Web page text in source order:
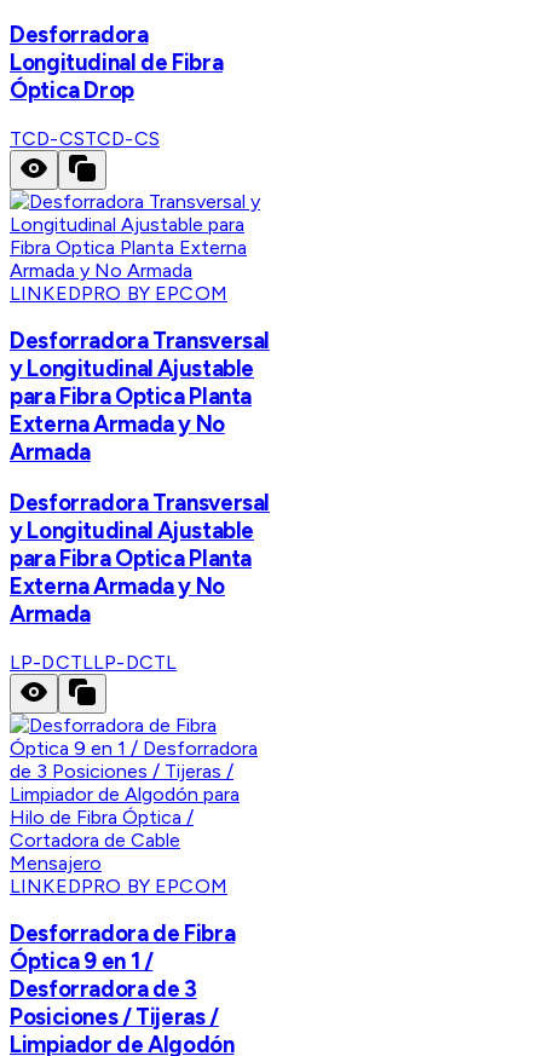
Desforradora
Longitudinal de Fibra
Óptica Drop
TCD-CSTCD-CS
LINKEDPRO BY EPCOM
Desforradora Transversal
y Longitudinal Ajustable
para Fibra Optica Planta
Externa Armada y No
Armada
Desforradora Transversal
y Longitudinal Ajustable
para Fibra Optica Planta
Externa Armada y No
Armada
LP-DCTLLP-DCTL
LINKEDPRO BY EPCOM
Desforradora de Fibra
Óptica 9 en 1 /
Desforradora de 3
Posiciones / Tijeras /
Limpiador de Algodón